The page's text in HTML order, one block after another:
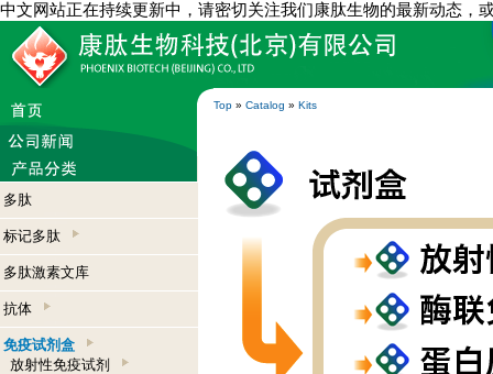
中文网站正在持续更新中，请密切关注我们康肽生物的最新动态，
Top » Catalog » Kits
多肽
标记多肽
多肽激素文库
抗体
免疫试剂盒
放射性免疫试剂